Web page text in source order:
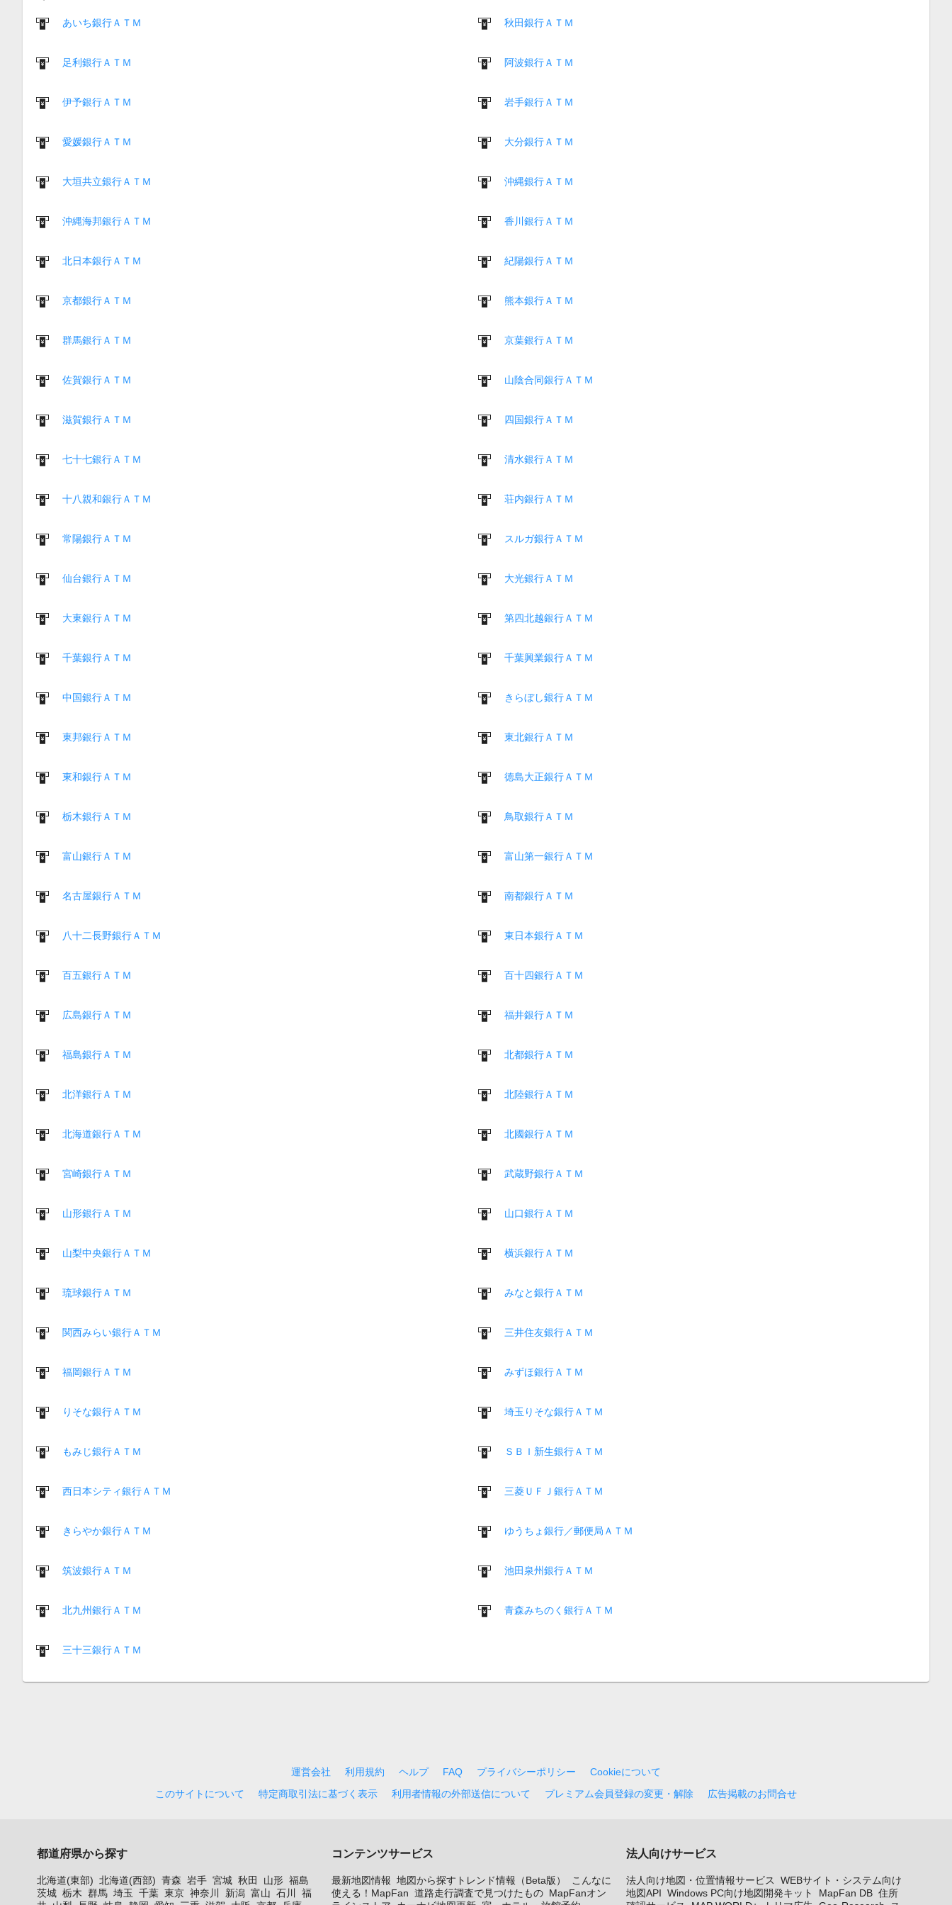
あいち銀行ＡＴＭ 秋田銀行ＡＴＭ
足利銀行ＡＴＭ 阿波銀行ＡＴＭ
伊予銀行ＡＴＭ 岩手銀行ＡＴＭ
愛媛銀行ＡＴＭ 大分銀行ＡＴＭ
大垣共立銀行ＡＴＭ 沖縄銀行ＡＴＭ
沖縄海邦銀行ＡＴＭ 香川銀行ＡＴＭ
北日本銀行ＡＴＭ 紀陽銀行ＡＴＭ
京都銀行ＡＴＭ 熊本銀行ＡＴＭ
群馬銀行ＡＴＭ 京葉銀行ＡＴＭ
佐賀銀行ＡＴＭ 山陰合同銀行ＡＴＭ
滋賀銀行ＡＴＭ 四国銀行ＡＴＭ
七十七銀行ＡＴＭ 清水銀行ＡＴＭ
十八親和銀行ＡＴＭ 荘内銀行ＡＴＭ
常陽銀行ＡＴＭ スルガ銀行ＡＴＭ
仙台銀行ＡＴＭ 大光銀行ＡＴＭ
大東銀行ＡＴＭ 第四北越銀行ＡＴＭ
千葉銀行ＡＴＭ 千葉興業銀行ＡＴＭ
中国銀行ＡＴＭ きらぼし銀行ＡＴＭ
東邦銀行ＡＴＭ 東北銀行ＡＴＭ
東和銀行ＡＴＭ 徳島大正銀行ＡＴＭ
栃木銀行ＡＴＭ 鳥取銀行ＡＴＭ
富山銀行ＡＴＭ 富山第一銀行ＡＴＭ
名古屋銀行ＡＴＭ 南都銀行ＡＴＭ
八十二長野銀行ＡＴＭ 東日本銀行ＡＴＭ
百五銀行ＡＴＭ 百十四銀行ＡＴＭ
広島銀行ＡＴＭ 福井銀行ＡＴＭ
福島銀行ＡＴＭ 北都銀行ＡＴＭ
北洋銀行ＡＴＭ 北陸銀行ＡＴＭ
北海道銀行ＡＴＭ 北國銀行ＡＴＭ
宮崎銀行ＡＴＭ 武蔵野銀行ＡＴＭ
山形銀行ＡＴＭ 山口銀行ＡＴＭ
山梨中央銀行ＡＴＭ 横浜銀行ＡＴＭ
琉球銀行ＡＴＭ みなと銀行ＡＴＭ
関西みらい銀行ＡＴＭ 三井住友銀行ＡＴＭ
福岡銀行ＡＴＭ みずほ銀行ＡＴＭ
りそな銀行ＡＴＭ 埼玉りそな銀行ＡＴＭ
もみじ銀行ＡＴＭ ＳＢＩ新生銀行ＡＴＭ
西日本シティ銀行ＡＴＭ 三菱ＵＦＪ銀行ＡＴＭ
きらやか銀行ＡＴＭ ゆうちょ銀行／郵便局ＡＴＭ
筑波銀行ＡＴＭ 池田泉州銀行ＡＴＭ
北九州銀行ＡＴＭ 青森みちのく銀行ＡＴＭ
三十三銀行ＡＴＭ
運営会社 利用規約 ヘルプ FAQ プライバシーポリシー
Cookieについて
このサイトについて
特定商取引法に基づく表示 利用者情報の外部送信について プレミアム会員登録の変更・解除 広告掲載のお問合せ
都道府県から探す
北海道(東部) 北海道(西部) 青森 岩手 宮城 秋田 山形 福島
茨城 栃木 群馬 埼玉 千葉 東京 神奈川 新潟 富山 石川
福
コンテンツサービス
最新地図情報 地図から探すトレンド情報（Beta版）
こんなに
使える！MapFan 道路走行調査で見つけたもの MapFanオン
法人向けサービス
法人向け地図・位置情報サービス
WEBサイト・システム向け
地図API Windows PC向け地図開発キット MapFan DB 住所